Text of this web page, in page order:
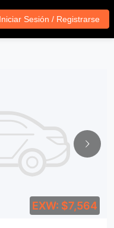
Iniciar Sesión / Registrarse
EXW: $7,564